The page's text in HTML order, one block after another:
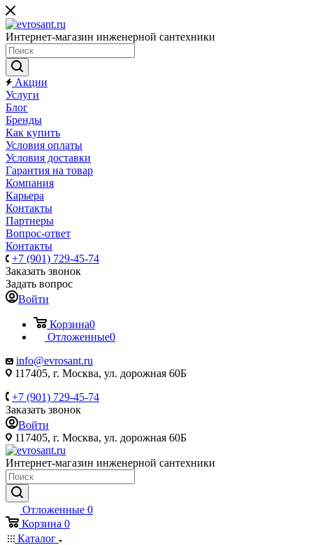
Интернет-магазин инженерной сантехники
Акции
Услуги
Блог
Бренды
Как купить
Условия оплаты
Условия доставки
Гарантия на товар
Компания
Карьера
Контакты
Партнеры
Вопрос-ответ
Контакты
+7 (901) 729-45-74
Заказать звонок
Задать вопрос
Войти
Корзина0
Отложенные0
info@evrosant.ru
117405, г. Москва, ул. дорожная 60Б
+7 (901) 729-45-74
Заказать звонок
Войти
117405, г. Москва, ул. дорожная 60Б
Интернет-магазин инженерной сантехники
Отложенные 0
Корзина 0
Каталог